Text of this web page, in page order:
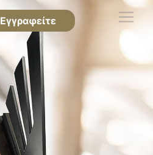
Εγγραφείτε